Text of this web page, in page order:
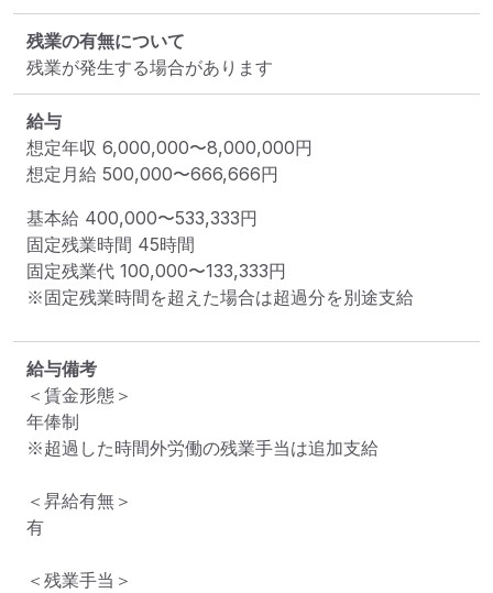
残業の有無について
残業が発生する場合があります
給与
想定年収 6,000,000〜8,000,000円
想定月給 500,000〜666,666円
基本給 400,000〜533,333円
固定残業時間 45時間
固定残業代 100,000〜133,333円
※固定残業時間を超えた場合は超過分を別途支給
給与備考
＜賃金形態＞
年俸制
※超過した時間外労働の残業手当は追加支給
＜昇給有無＞
有
＜残業手当＞